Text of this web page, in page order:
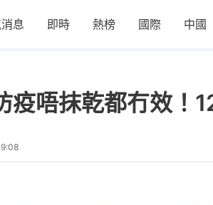
息 即時 熱榜 國際 中國
疫唔抹乾都冇效！